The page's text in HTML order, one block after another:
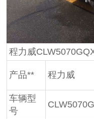
程力威
产品** 程力威
车辆型
号